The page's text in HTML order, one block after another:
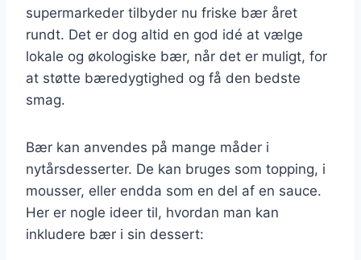
supermarkeder tilbyder nu friske bær året
rundt. Det er dog altid en god idé at vælge
lokale og økologiske bær, når det er muligt, for
at støtte bæredygtighed og få den bedste
smag.
Bær kan anvendes på mange måder i
nytårsdesserter. De kan bruges som topping, i
mousser, eller endda som en del af en sauce.
Her er nogle ideer til, hvordan man kan
inkludere bær i sin dessert: